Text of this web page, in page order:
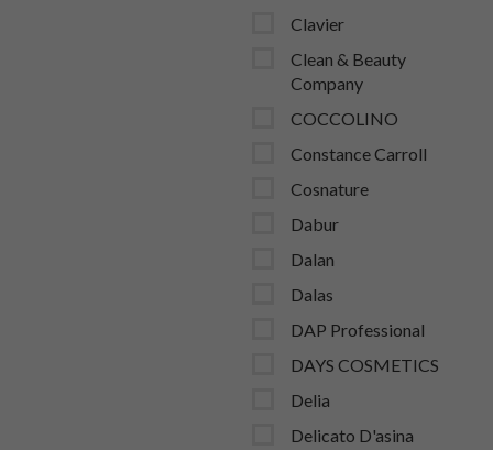
Clavier
Clean & Beauty
Company
COCCOLINO
Constance Carroll
Cosnature
Dabur
Dalan
Dalas
DAP Professional
DAYS COSMETICS
Delia
Delicato D'asina